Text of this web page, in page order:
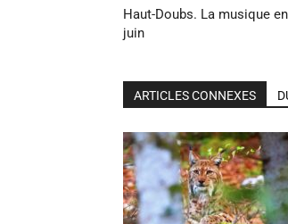
Haut-Doubs. La musique
juin
ARTICLES CONNEXES